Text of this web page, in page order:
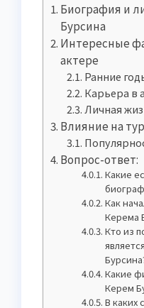
Биография и
Бурсина
Интересные
актере
Ранние
Карьера в
Личная
Влияние на
Вопрос-ответ:
Какие
Как
Керема
Кто из
Какие
Керем
В каких